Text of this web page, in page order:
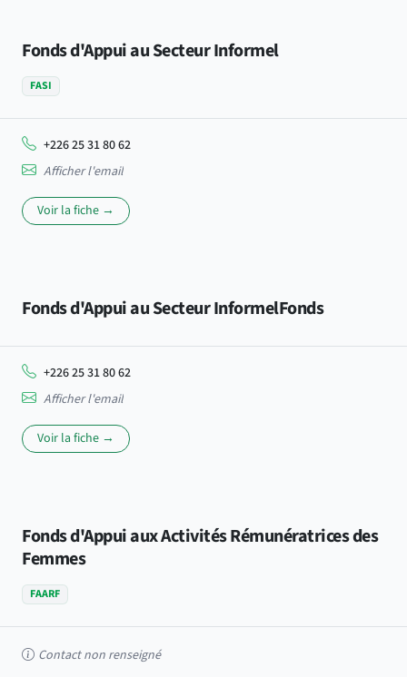
Fonds d'Appui au Secteur Informel
FASI
+226 25 31 80 62
Afficher l'email
Voir la fiche →
Fonds d'Appui au Secteur InformelFonds
+226 25 31 80 62
Afficher l'email
Voir la fiche →
Fonds d'Appui aux Activités Rémunératrices des
Femmes
FAARF
Contact non renseigné